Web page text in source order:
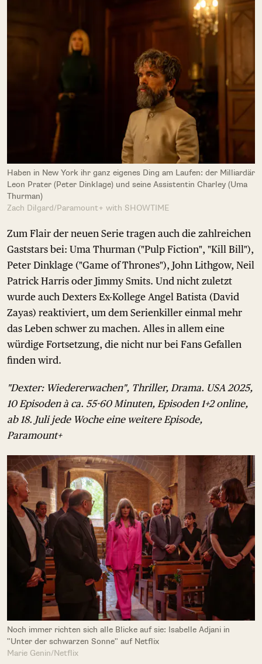
Haben in New York ihr ganz eigenes Ding am Laufen: der Milliardär
Leon Prater (Peter Dinklage) und seine Assistentin Charley (Uma
Thurman)
Zach Dilgard/Paramount+ with SHOWTIME
Zum Flair der neuen Serie tragen auch die zahlreichen
Gaststars bei: Uma Thurman ("Pulp Fiction", "Kill Bill"),
Peter Dinklage ("Game of Thrones"), John Lithgow, Neil
Patrick Harris oder Jimmy Smits. Und nicht zuletzt
wurde auch Dexters Ex-Kollege Angel Batista (David
Zayas) reaktiviert, um dem Serienkiller einmal mehr
das Leben schwer zu machen. Alles in allem eine
würdige Fortsetzung, die nicht nur bei Fans Gefallen
finden wird.
"Dexter: Wiedererwachen", Thriller, Drama. USA 2025,
10 Episoden à ca. 55-60 Minuten, Episoden 1+2 online,
ab 18. Juli jede Woche eine weitere Episode,
Paramount+
Noch immer richten sich alle Blicke auf sie: Isabelle Adjani in
"Unter der schwarzen Sonne" auf Netflix
Marie Genin/Netflix